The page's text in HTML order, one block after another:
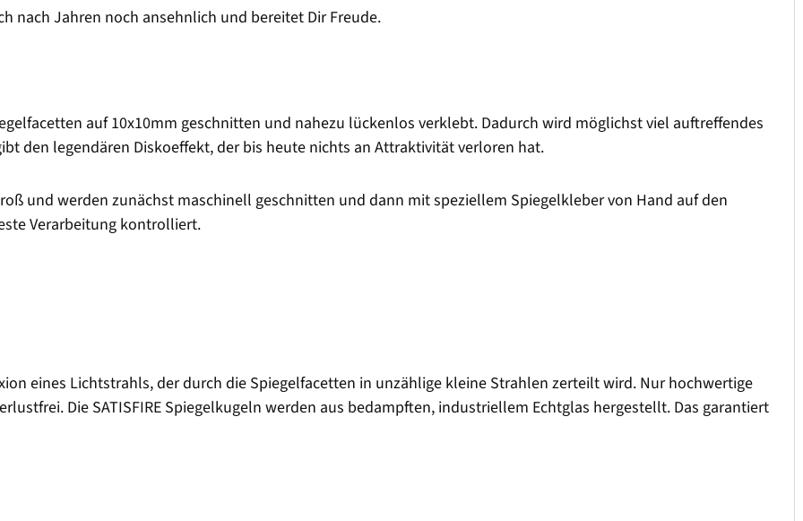
nach Jahren noch ansehnlich und bereitet Dir Freude.
auf 10x10mm geschnitten und nahezu lückenlos verklebt. Dadurch wird möglichst viel auftreffendes
den legendären Diskoeffekt, der bis heute nichts an Attraktivität verloren hat.
und werden zunächst maschinell geschnitten und dann mit speziellem Spiegelkleber von Hand auf den
Verarbeitung kontrolliert.
eines Lichtstrahls, der durch die Spiegelfacetten in unzählige kleine Strahlen zerteilt wird. Nur hochwertige
Die SATISFIRE Spiegelkugeln werden aus bedampften, industriellem Echtglas hergestellt. Das garantiert